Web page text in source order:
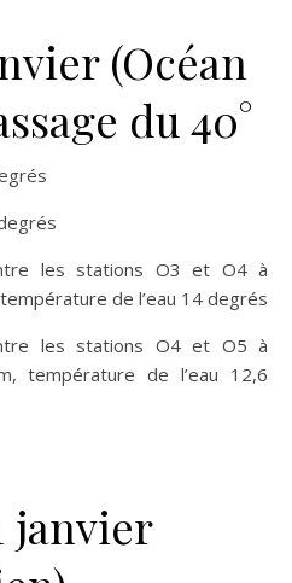
(Océan
du 40°
les stations O3 et O4 à
de l’eau 14 degrés
les stations O4 et O5 à
température de l’eau 12,6
janvier